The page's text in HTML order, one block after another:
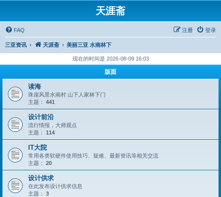
天涯斋
FAQ 登录
注册
三亚资讯 天涯斋 美丽三亚 水南林下
现在的时间是 2026-08-09 16:03
版面
读海
珠崖风景水南村 山下人家林下门
主题： 441
设计前沿
流行情报，大师观点
主题： 114
IT大院
常用各类软硬件使用技巧、疑难、最新资讯等相关交流
主题： 20
设计供求
在此发布设计供求信息
主题： 3